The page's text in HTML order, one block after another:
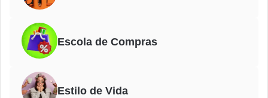
Escola de Compras
Estilo de Vida